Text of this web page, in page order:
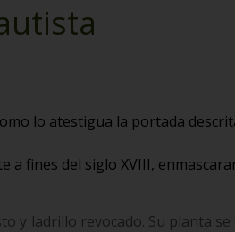
lo atestigua la portada
fines del siglo XVIII,
y ladrillo revocado. Su planta